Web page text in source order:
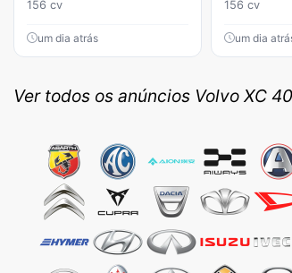
156 cv
um dia atrás
156 cv
um dia
Ver todos os anúncios Volvo XC 40